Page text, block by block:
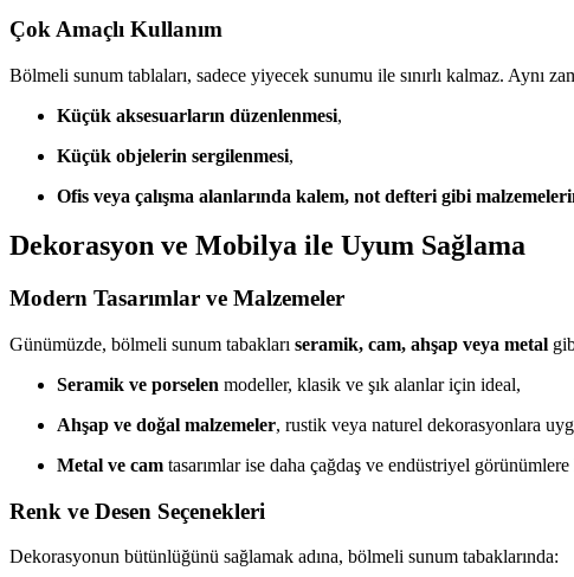
Çok Amaçlı Kullanım
Bölmeli sunum tablaları, sadece yiyecek sunumu ile sınırlı kalmaz. Aynı
Küçük aksesuarların düzenlenmesi,
Küçük objelerin sergilenmesi,
Ofis veya çalışma alanlarında kalem, not defteri gibi
Dekorasyon ve Mobilya ile Uyum Sağlama
Modern Tasarımlar ve Malzemeler
Günümüzde, bölmeli sunum tabakları seramik, cam, ahşap veya metal
Seramik ve porselen modeller, klasik ve şık alanlar için ideal,
Ahşap ve doğal malzemeler, rustik veya naturel dekorasyonlara
Metal ve cam tasarımlar ise daha çağdaş ve endüstriyel görünümlere
Renk ve Desen Seçenekleri
Dekorasyonun bütünlüğünü sağlamak adına, bölmeli sunum tabaklarında: